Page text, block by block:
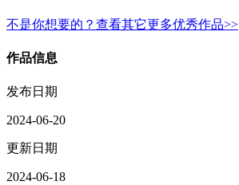
不是你想要的？查看其它更多优秀作品>>
作品信息
发布日期
2024-06-20
更新日期
2024-06-18